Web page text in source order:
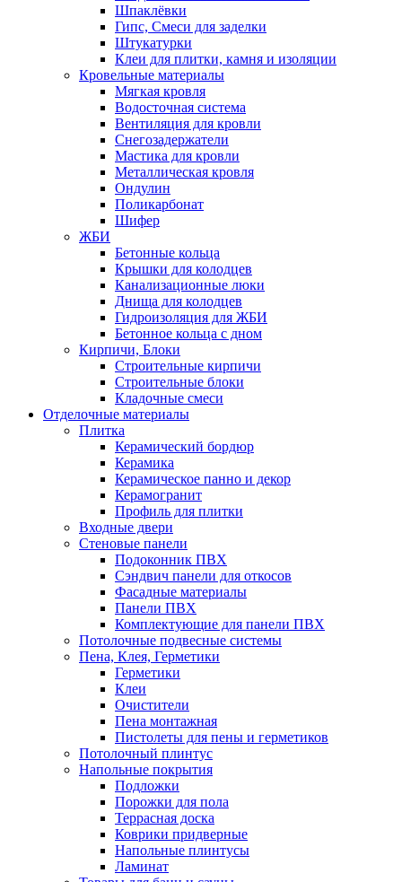
Шпаклёвки
Гипс, Смеси для заделки
Штукатурки
Клеи для плитки, камня и изоляции
Кровельные материалы
Мягкая кровля
Водосточная система
Вентиляция для кровли
Снегозадержатели
Мастика для кровли
Металлическая кровля
Ондулин
Поликарбонат
Шифер
ЖБИ
Бетонные кольца
Крышки для колодцев
Канализационные люки
Днища для колодцев
Гидроизоляция для ЖБИ
Бетонное кольца с дном
Кирпичи, Блоки
Строительные кирпичи
Строительные блоки
Кладочные смеси
Отделочные материалы
Плитка
Керамический бордюр
Керамика
Керамическое панно и декор
Керамогранит
Профиль для плитки
Входные двери
Стеновые панели
Подоконник ПВХ
Сэндвич панели для откосов
Фасадные материалы
Панели ПВХ
Комплектующие для панели ПВХ
Потолочные подвесные системы
Пена, Клея, Герметики
Герметики
Клеи
Очистители
Пена монтажная
Пистолеты для пены и герметиков
Потолочный плинтус
Напольные покрытия
Подложки
Порожки для пола
Террасная доска
Коврики придверные
Напольные плинтусы
Ламинат